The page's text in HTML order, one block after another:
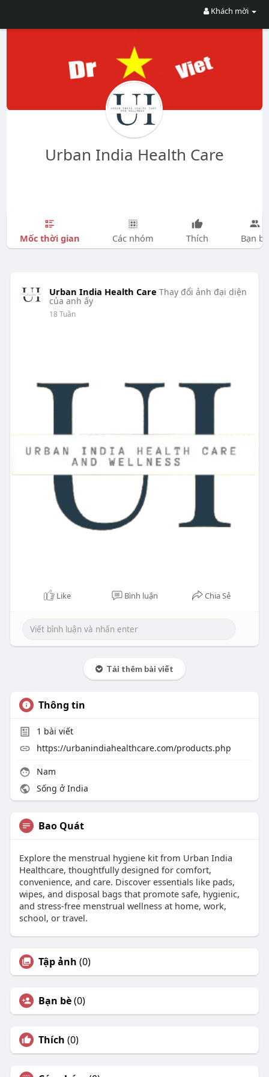
Khách mời
Urban India Health Care
Mốc thời gian Các nhóm Thích Bạn bè
Urban India Health Care Thay đổi ảnh đại diện
của anh ấy
18 Tuần
Like Bình luận Chia Sẻ
Tải thêm bài viết
Thông tin
1 bài viết
https://urbanindiahealthcare.com/products.php
Nam
Sống ở India
Bao Quát
Explore the menstrual hygiene kit from Urban India
Healthcare, thoughtfully designed for comfort,
convenience, and care. Discover essentials like pads,
wipes, and disposal bags that promote safe, hygienic,
and stress-free menstrual wellness at home, work,
school, or travel.
Tập ảnh (0)
Bạn bè(0)
Thích (0)